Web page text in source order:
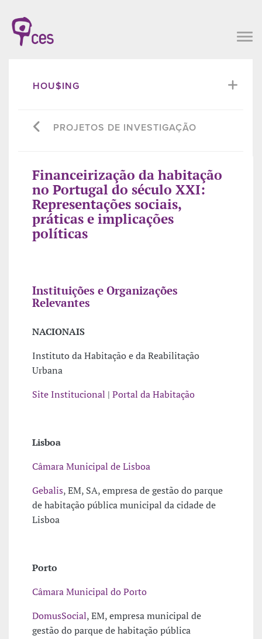
HOU$ING
PROJETOS DE INVESTIGAÇÃO
Financeirização da habitação
no Portugal do século XXI:
Representações sociais,
práticas e implicações
políticas
Instituições e Organizações
Relevantes
NACIONAIS
Instituto da Habitação e da Reabilitação
Urbana
Site Institucional | Portal da Habitação
Lisboa
Câmara Municipal de Lisboa
Gebalis, EM, SA, empresa de gestão do parque
de habitação pública municipal da cidade de
Lisboa
Porto
Câmara Municipal do Porto
DomusSocial, EM, empresa municipal de
gestão do parque de habitação pública